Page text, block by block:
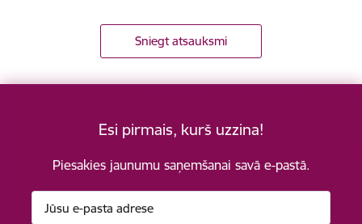
Sniegt atsauksmi
Esi pirmais, kurš uzzina!
Piesakies jaunumu saņemšanai savā e-pastā.